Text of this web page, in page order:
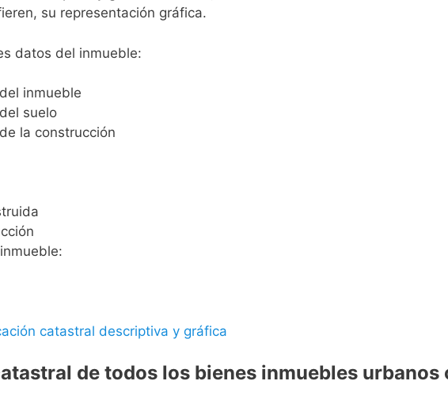
su representación gráfica.
datos del inmueble:
inmueble
suelo
la construcción
catastral descriptiva y gráfica
de todos los bienes inmuebles